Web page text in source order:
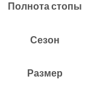
Полнота стопы
Сезон
Размер